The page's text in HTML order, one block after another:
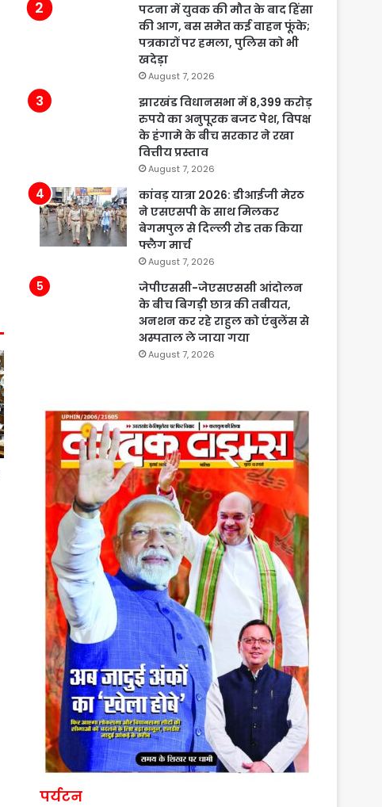
पटना में युवक की मौत के बाद हिंसा
की आग, बस समेत कई वाहन फूंके;
पत्रकारों पर हमला, पुलिस को भी
खदेड़ा
August 7, 2026
झारखंड विधानसभा में 8,399 करोड़
रुपये का अनुपूरक बजट पेश, विपक्ष
के हंगामे के बीच सरकार ने रखा
वित्तीय प्रस्ताव
August 7, 2026
कांवड़ यात्रा 2026: डीआईजी मेरठ
ने एसएसपी के साथ मिलकर
बेगमपुल से दिल्ली रोड तक किया
फ्लैग मार्च
August 7, 2026
जेपीएससी-जेएसएससी आंदोलन
के बीच बिगड़ी छात्र की तबीयत,
अनशन कर रहे राहुल को एंबुलेंस से
अस्पताल ले जाया गया
August 7, 2026
पर्यटन